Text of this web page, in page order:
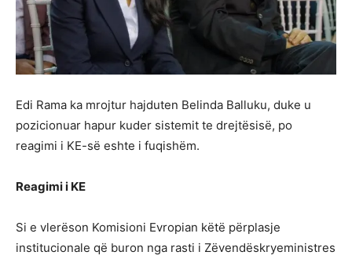
Edi Rama ka mrojtur hajduten Belinda Balluku, duke u
pozicionuar hapur kuder sistemit te drejtësisë, po
reagimi i KE-së eshte i fuqishëm.
Reagimi i KE
Si e vlerëson Komisioni Evropian këtë përplasje
institucionale që buron nga rasti i Zëvendëskryeministres